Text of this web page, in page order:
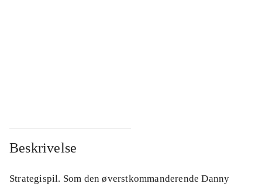
Beskrivelse
Strategispil. Som den øverstkommanderende Danny